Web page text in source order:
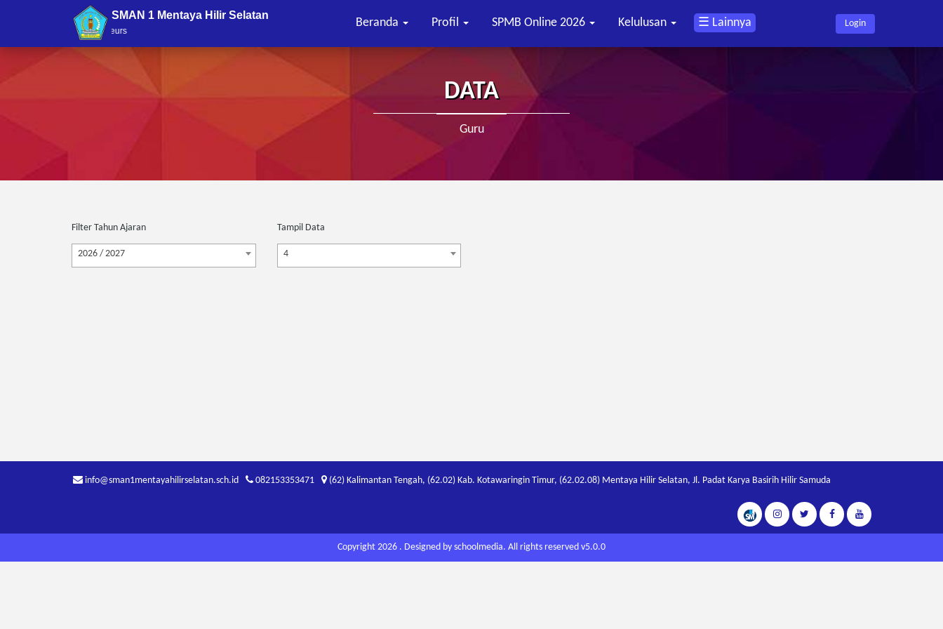
SMAN 1 Mentaya Hilir Selatan
of Imtaq and Entrepreneurs
Beranda Profil SPMB Online 2026 Kelulusan ☰ Lainnya Login
DATA
Guru
Filter Tahun Ajaran
2026 / 2027
Tampil Data
4
info@sman1mentayahilirselatan.sch.id 082153353471 (62) Kalimantan Tengah, (62.02) Kab. Kotawaringin Timur, (62.02.08) Mentaya Hilir Selatan, Jl. Padat Karya Basirih Hilir Samuda
Copyright 2026 . Designed by schoolmedia. All rights reserved v5.0.0